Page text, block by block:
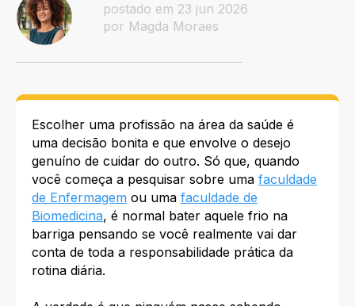
postado em 23 jun 2026
por Magda Moraes
Escolher uma profissão na área da saúde é
uma decisão bonita e que envolve o desejo
genuíno de cuidar do outro. Só que, quando
você começa a pesquisar sobre uma faculdade
de Enfermagem ou uma faculdade de
Biomedicina, é normal bater aquele frio na
barriga pensando se você realmente vai dar
conta de toda a responsabilidade prática da
rotina diária.